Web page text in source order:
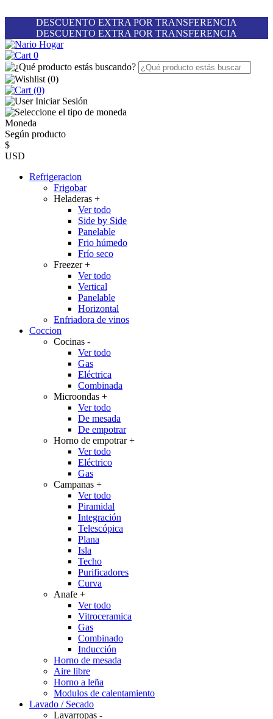
DESCUENTO EXTRA POR TRANSFERENCIA
DESCUENTO EXTRA POR TRANSFERENCIA
0
(0)
(0)
Iniciar Sesión
Moneda
Según producto
$
USD
Refrigeracion
Frigobar
Heladeras +
Ver todo
Side by Side
Panelable
Frio húmedo
Frío seco
Freezer+
Ver todo
Vertical
Panelable
Horizontal
Enfriadora de vinos
Coccion
Cocinas -
Ver todo
Gas
Eléctrica
Combinada
Microondas +
Ver todo
De mesada
De empotrar
Horno de empotrar+
Ver todo
Eléctrico
Gas
Campanas +
Ver todo
Piramidal
Integración
Telescópica
Plana
Isla
Techo
Purificadores
Curva
Anafe +
Ver todo
Vitroceramica
Gas
Combinado
Inducción
Horno de mesada
Aire libre
Horno a leña
Modulos de calentamiento
Lavado / Secado
Lavarropas -